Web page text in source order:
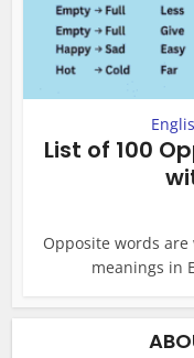
List of 100
Opposite words
meanings in